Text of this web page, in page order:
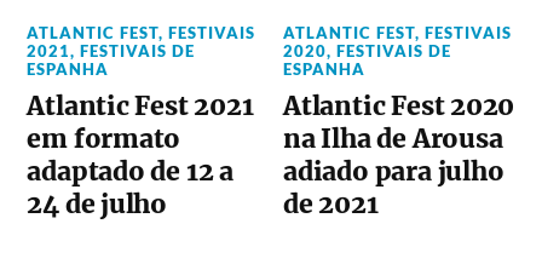
ATLANTIC FEST,FESTIVAIS
2021,FESTIVAIS DE
ESPANHA
Atlantic Fest 2021
em formato
adaptado de 12 a
24 de julho
ATLANTIC FEST,FESTIVAIS
2020,FESTIVAIS DE
ESPANHA
Atlantic Fest 2020
na Ilha de Arousa
adiado para julho
de 2021